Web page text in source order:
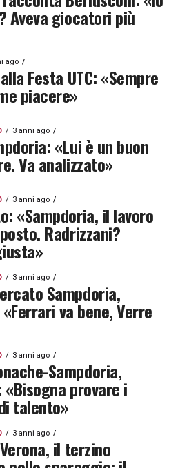
Aveva giocatori più
ago
Festa UTC: «Sempre
piacere»
3 anni ago
«Lui è un buon
Va analizzato»
3 anni ago
«Sampdoria, il lavoro
Radrizzani?
3 anni ago
Sampdoria,
va bene, Verre
3 anni ago
Sampdoria,
«Bisogna provare i
talento»
3 anni ago
il terzino